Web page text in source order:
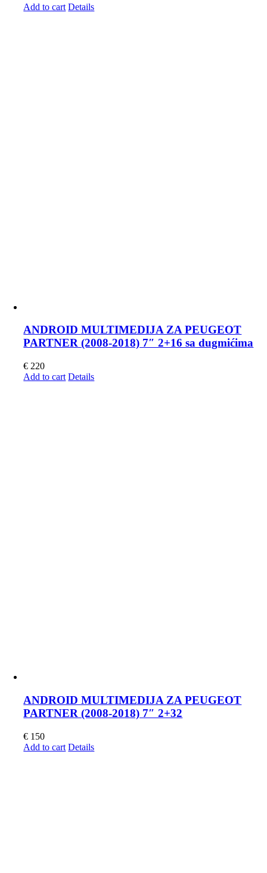
Add to cart Details
ANDROID MULTIMEDIJA ZA PEUGEOT
PARTNER (2008-2018) 7″ 2+16 sa dugmićima
€ 220
Add to cart Details
ANDROID MULTIMEDIJA ZA PEUGEOT
PARTNER (2008-2018) 7″ 2+32
€ 150
Add to cart Details